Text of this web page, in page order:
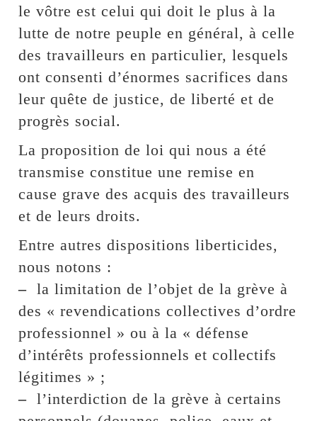
le vôtre est celui qui doit le plus à la
lutte de notre peuple en général, à celle
des travailleurs en particulier, lesquels
ont consenti d’énormes sacrifices dans
leur quête de justice, de liberté et de
progrès social.
La proposition de loi qui nous a été
transmise constitue une remise en
cause grave des acquis des travailleurs
et de leurs droits.
Entre autres dispositions liberticides,
nous notons :
– la limitation de l’objet de la grève à
des « revendications collectives d’ordre
professionnel » ou à la « défense
d’intérêts professionnels et collectifs
légitimes » ;
– l’interdiction de la grève à certains